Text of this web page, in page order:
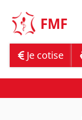
content
FMF
Je cotise